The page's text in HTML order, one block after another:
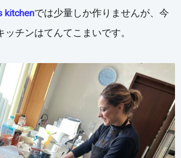
kitchenでは少量しか作りませんが、今
ッチンはてんてこまいです。